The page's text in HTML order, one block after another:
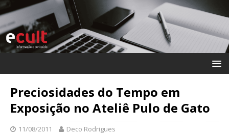
Preciosidades do Tempo em
Exposição no Ateliê Pulo de Gato
11/08/2011 Deco Rodrigues